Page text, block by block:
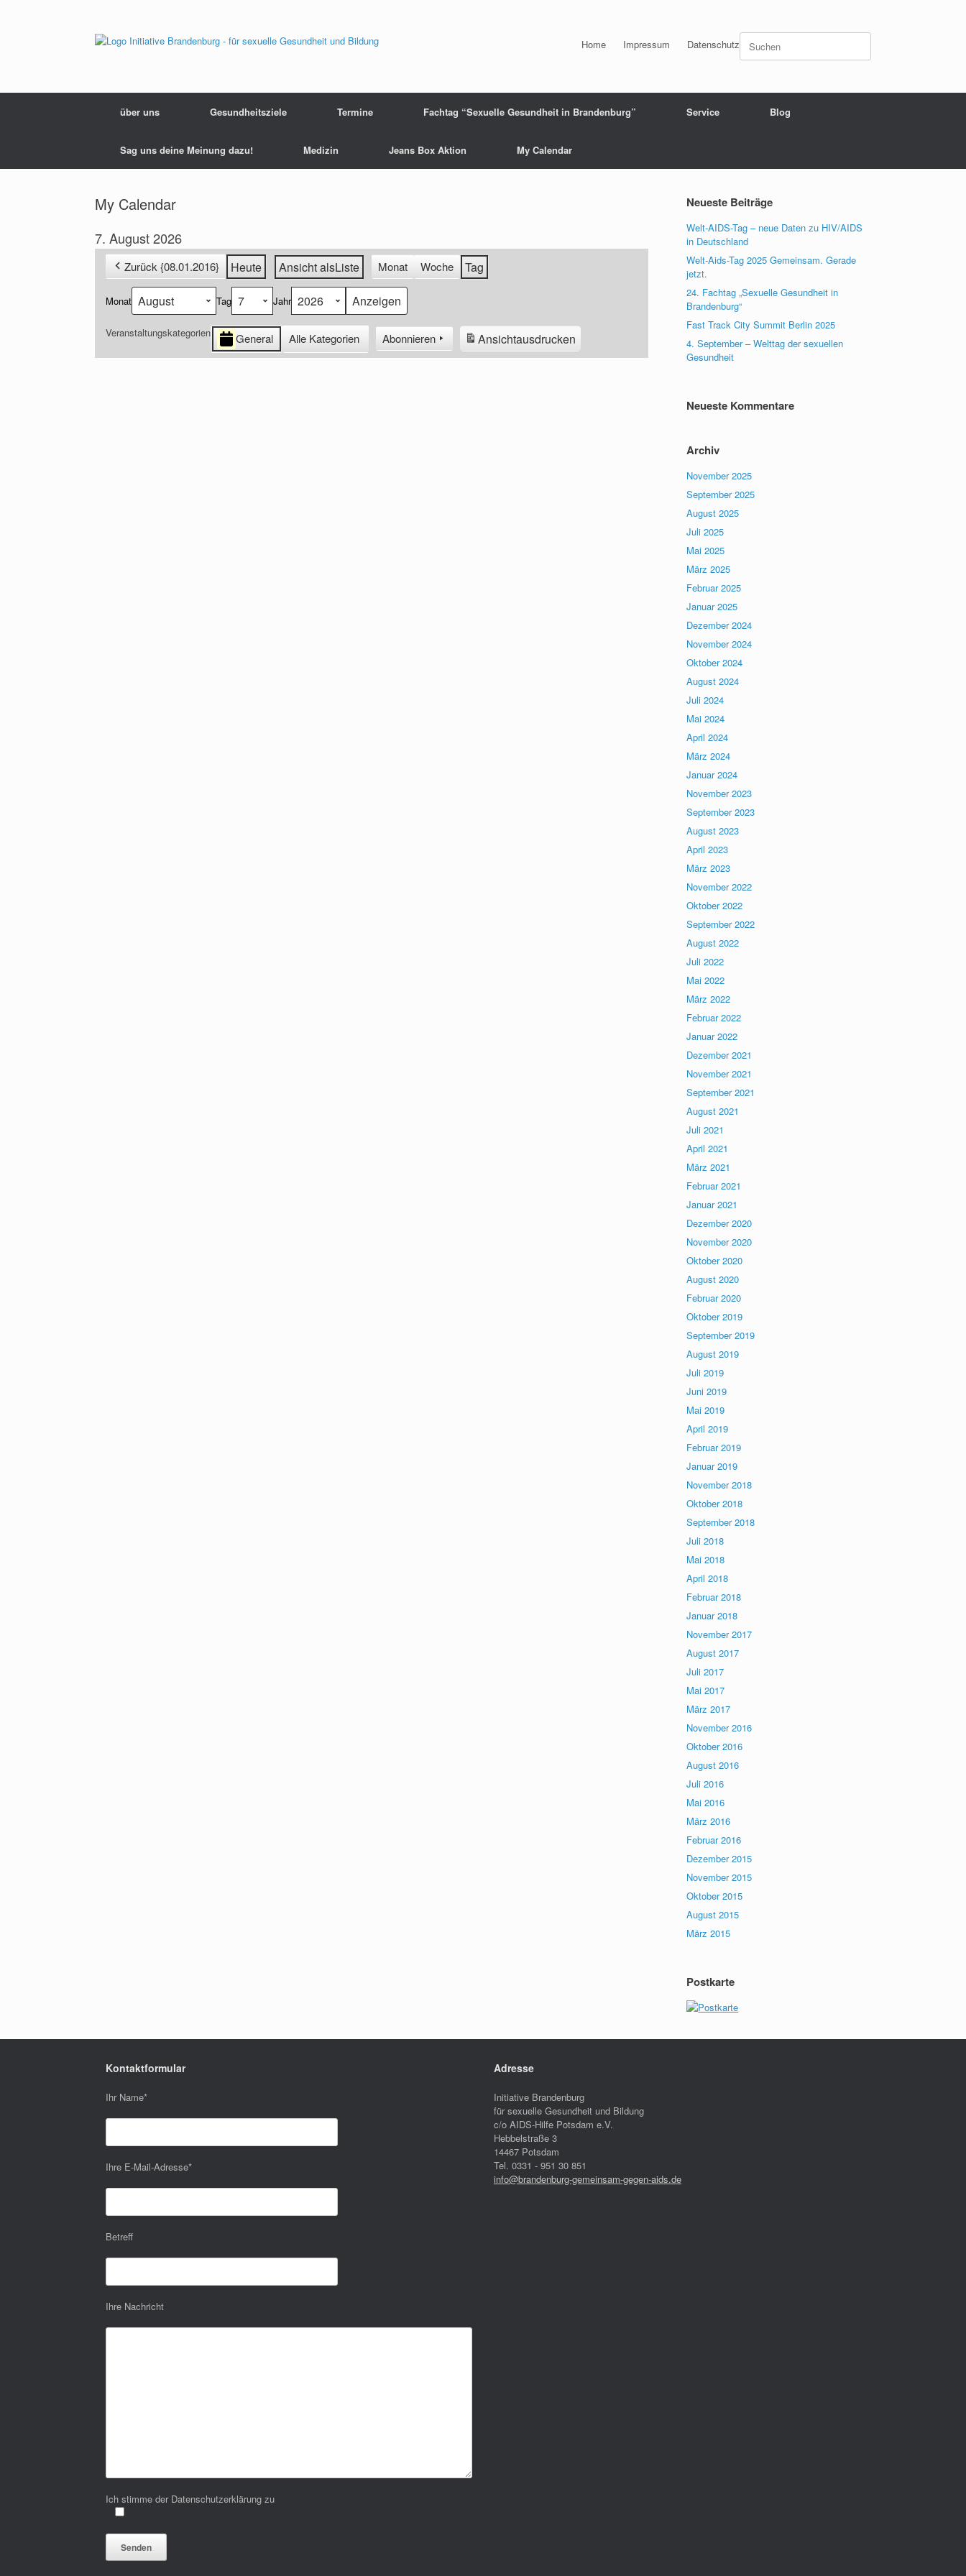
Home Impressum DatenschutzSuchen
nach:
über uns Gesundheitsziele Termine Fachtag “Sexuelle Gesundheit in Brandenburg” Service Blog
Sag uns deine Meinung dazu! Medizin Jeans Box Aktion My Calendar
My Calendar
7. August 2026
Zurück {08.01.2016} Heute Ansicht alsListe Monat Woche Tag
Monat Tag Jahr
Veranstaltungskategorien General Alle Kategorien Abonnieren Ansichtausdrucken
Neueste Beiträge
Welt-AIDS-Tag – neue Daten zu HIV/AIDS
in Deutschland
Welt-Aids-Tag 2025 Gemeinsam. Gerade
jetzt.
24. Fachtag „Sexuelle Gesundheit in
Brandenburg“
Fast Track City Summit Berlin 2025
4. September – Welttag der sexuellen
Gesundheit
Neueste Kommentare
Archiv
November 2025
September 2025
August 2025
Juli 2025
Mai 2025
März 2025
Februar 2025
Januar 2025
Dezember 2024
November 2024
Oktober 2024
August 2024
Juli 2024
Mai 2024
April 2024
März 2024
Januar 2024
November 2023
September 2023
August 2023
April 2023
März 2023
November 2022
Oktober 2022
September 2022
August 2022
Juli 2022
Mai 2022
März 2022
Februar 2022
Januar 2022
Dezember 2021
November 2021
September 2021
August 2021
Juli 2021
April 2021
März 2021
Februar 2021
Januar 2021
Dezember 2020
November 2020
Oktober 2020
August 2020
Februar 2020
Oktober 2019
September 2019
August 2019
Juli 2019
Juni 2019
Mai 2019
April 2019
Februar 2019
Januar 2019
November 2018
Oktober 2018
September 2018
Juli 2018
Mai 2018
April 2018
Februar 2018
Januar 2018
November 2017
August 2017
Juli 2017
Mai 2017
März 2017
November 2016
Oktober 2016
August 2016
Juli 2016
Mai 2016
März 2016
Februar 2016
Dezember 2015
November 2015
Oktober 2015
August 2015
März 2015
Postkarte
Kontaktformular
Ihr Name*
Ihre E-Mail-Adresse*
Betreff
Ihre Nachricht
Ich stimme der Datenschutzerklärung zu
Bitte lasse dieses Feld leer.
Adresse
Initiative Brandenburg
für sexuelle Gesundheit und Bildung
c/o AIDS-Hilfe Potsdam e.V.
Hebbelstraße 3
14467 Potsdam
Tel. 0331 - 951 30 851
info@brandenburg-gemeinsam-gegen-aids.de